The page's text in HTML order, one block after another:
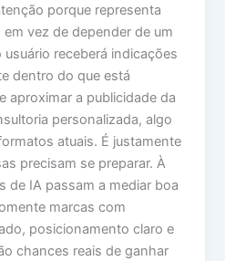
porque representa
vez de depender de um
receberá indicações
dentro do que está
aproximar a publicidade da
personalizada, algo
atuais. É justamente
precisam se preparar. À
de IA passam a mediar boa
marcas com
posicionamento claro e
chances reais de ganhar